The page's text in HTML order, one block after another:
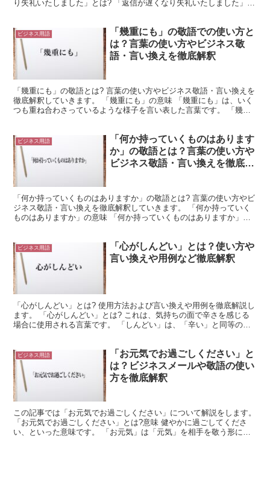
り失礼いたしました」とは? 「返信が遅くなり失礼いたしました」
ビジネス用語
「幾重にも」の敬語での使い方と
は？言葉の使い方やビジネス敬
語・言い換えを徹底解釈
「幾重にも」の敬語とは? 言葉の使い方やビジネス敬語・言い換えを
徹底解釈していきます。 「幾重にも」の意味 「幾重にも」は、いく
つも重ね合わさっているような様子を言い表した言葉です。 「幾
ビジネス用語
「何か持っていくものはあります
か」の敬語とは？言葉の使い方や
ビジネス敬語・言い換えを徹底解
「何か持っていくものはありますか」の敬語とは? 言葉の使い方やビ
ジネス敬語・言い換えを徹底解釈していきます。 「何か持っていく
ものはありますか」の意味 「何か持っていくものはありますか」
ビジネス用語
「心がしんどい」とは？使い方や
言い換えや用例など徹底解釈
「心がしんどい」とは? 使用方法および言い換えや用例を徹底解説し
ます。 「心がしんどい」とは? これは、気持ちの面で辛さを感じる
場合に使用される言葉です。 「しんどい」は、「辛い」と同等の意
ビジネス用語
「お元気でお過ごしください」と
は？ビジネスメールや敬語の使い
方を徹底解釈
この記事では「お元気でお過ごしください」について解説をします。
「お元気でお過ごしください」とは?意味 健やかに過ごしてくださ
い、といった意味です。 「お元気」は「元気」を相手を敬う形にし